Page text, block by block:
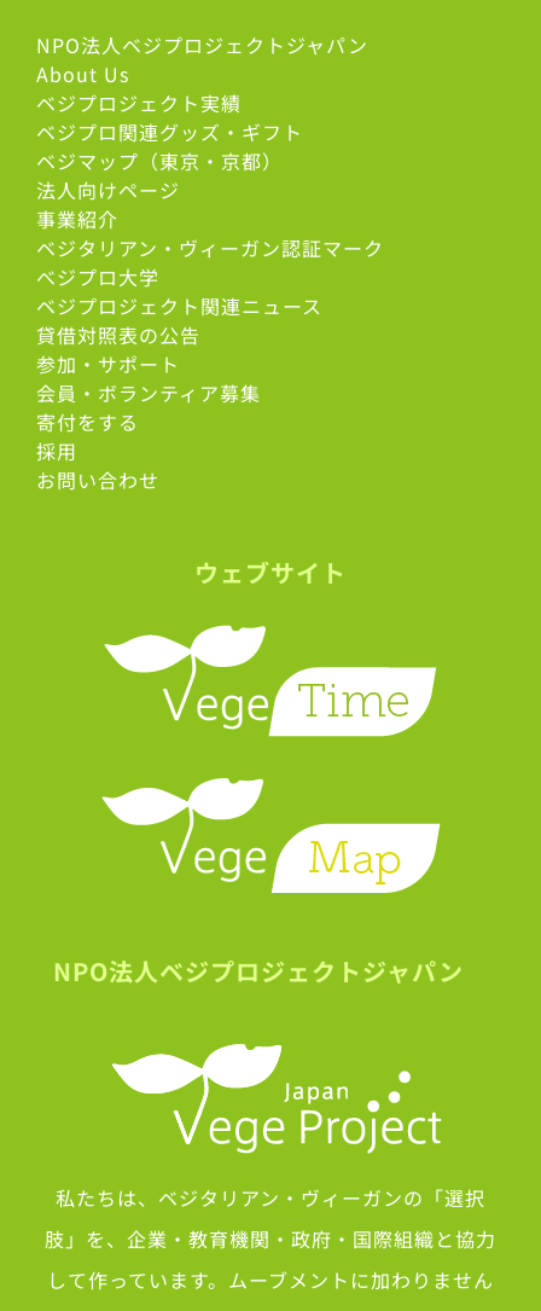
NPO法人ベジプロジェクトジャパン
About Us
ベジプロジェクト実績
ベジプロ関連グッズ・ギフト
ベジマップ（東京・京都）
法人向けページ
事業紹介
ベジタリアン・ヴィーガン認証マーク
べジプロ大学
ベジプロジェクト関連ニュース
貸借対照表の公告
参加・サポート
会員・ボランティア募集
寄付をする
採用
お問い合わせ
ウェブサイト
NPO法人ベジプロジェクトジャパン
私たちは、ベジタリアン・ヴィーガンの「選択
肢」を、企業・教育機関・政府・国際組織と協力
して作っています。ムーブメントに加わりません